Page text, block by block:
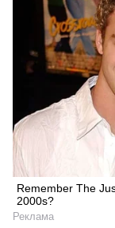
Remember The
2000s?
Реклама